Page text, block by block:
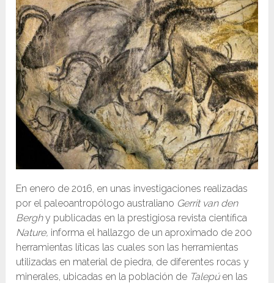
En enero de 2016, en unas investigaciones realizadas
por el paleoantropólogo australiano Gerrit van den
Berghy publicadas en la prestigiosa revista científica
Nature, informa el hallazgo de un aproximado de 200
herramientas líticas las cuales son las herramientas
utilizadas en material de piedra, de diferentes rocas y
minerales, ubicadas en la población de Talepúen las